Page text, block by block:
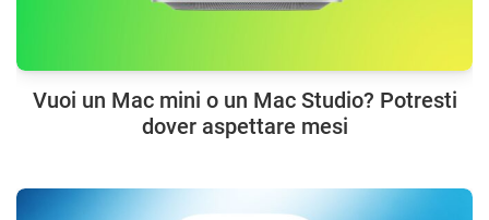
Vuoi un Mac mini o un Mac Studio? Potresti
dover aspettare mesi